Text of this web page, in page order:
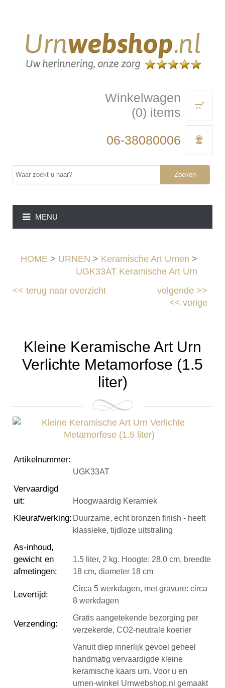
Winkelwagen
(0) items
06-38080006
Zoeken
MENU
HOME > URNEN > Keramische Art Urnen >
UGK33AT Keramische Art Urn
<<terug naar overzicht volgende>>
<< vorige
Kleine Keramische Art Urn
Verlichte Metamorfose (1.5
liter)
Artikelnummer:
UGK33AT
Vervaardigd
uit: Hoogwaardig Keramiek
Kleurafwerking: Duurzame, echt bronzen finish - heeft
klassieke, tijdloze uitstraling
As-inhoud,
gewicht en
afmetingen:
1.5 liter, 2 kg. Hoogte: 28,0 cm, breedte
18 cm, diameter 18 cm
Levertijd:
Circa 5 werkdagen, met gravure: circa
8 werkdagen
Verzending:
Gratis aangetekende bezorging per
verzekerde, CO2-neutrale koerier
Vanuit diep innerlijk gevoel geheel
handmatig vervaardigde kleine
keramische kaars urn. Voor u en
urnen-winkel Urnwebshop.nl gemaakt